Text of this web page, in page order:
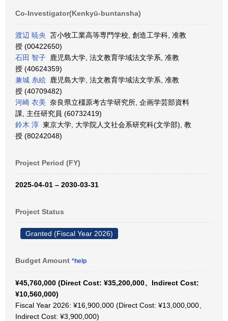
Co-Investigator(Kenkyū-buntansha)
渡辺 暁央 苫小牧工業高等専門学校, 創造工学科, 准教
授 (00422650)
石田 智子 鹿児島大学, 法文教育学域法文学系, 准教
授 (40624359)
兼城 糸絵 鹿児島大学, 法文教育学域法文学系, 准教
授 (40709482)
河崎 衣美 奈良県立橿原考古学研究所, 企画学芸部資料
課, 主任研究員 (60732419)
鈴木 淳 東京大学, 大学院人文社会系研究科(文学部), 教
授 (80242048)
Project Period (FY)
2025-04-01 – 2030-03-31
Project Status
Granted (Fiscal Year 2026)
Budget Amount *help
¥45,760,000 (Direct Cost: ¥35,200,000、Indirect Cost:
¥10,560,000)
Fiscal Year 2026: ¥16,900,000 (Direct Cost: ¥13,000,000、
Indirect Cost: ¥3,900,000)